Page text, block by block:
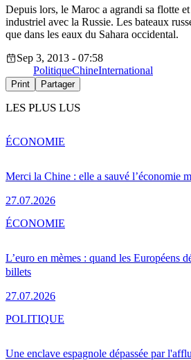
Depuis lors, le Maroc a agrandi sa flotte
industriel avec la Russie. Les bateaux
que dans les eaux du Sahara occidental.
Sep 3, 2013 - 07:58
PolitiqueChineInternational
Print Partager
LES PLUS LUS
Merci la Chine : elle a sauvé l’économie
27.07.2026
ÉCONOMIE
L’euro en mèmes : quand les Européens
billets
27.07.2026
ÉCONOMIE
Une enclave espagnole dépassée par
POLITIQUE